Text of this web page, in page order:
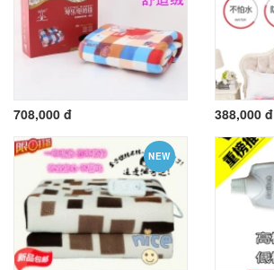
708,000 đ 388,000 đ
NEW